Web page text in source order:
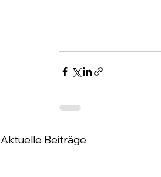
Aktuelle Beiträge